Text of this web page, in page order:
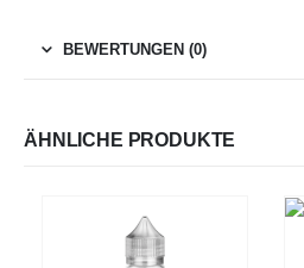
BEWERTUNGEN (0)
ÄHNLICHE PRODUKTE